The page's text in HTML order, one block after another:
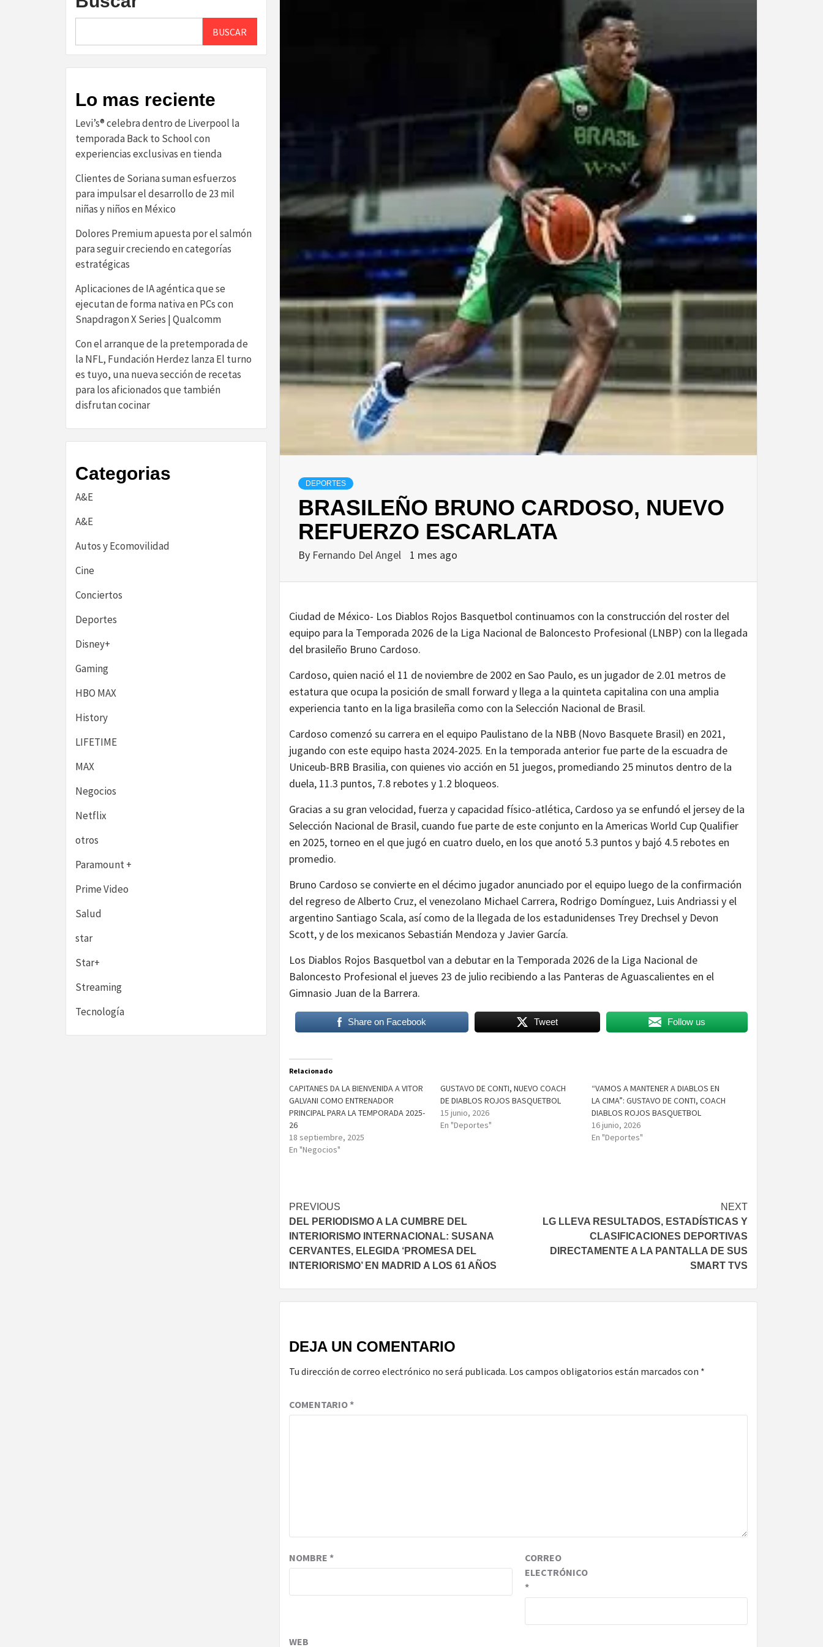
DEPORTES
BRASILEÑO BRUNO CARDOSO, NUEVO
REFUERZO ESCARLATA
By Fernando Del Angel 1 mes ago
Ciudad de México- Los Diablos Rojos Basquetbol continuamos con la construcción del roster del
equipo para la Temporada 2026 de la Liga Nacional de Baloncesto Profesional (LNBP) con la llegada
del brasileño Bruno Cardoso.
Cardoso, quien nació el 11 de noviembre de 2002 en Sao Paulo, es un jugador de 2.01 metros de
estatura que ocupa la posición de small forward y llega a la quinteta capitalina con una amplia
experiencia tanto en la liga brasileña como con la Selección Nacional de Brasil.
Cardoso comenzó su carrera en el equipo Paulistano de la NBB (Novo Basquete Brasil) en 2021,
jugando con este equipo hasta 2024-2025. En la temporada anterior fue parte de la escuadra de
Uniceub-BRB Brasilia, con quienes vio acción en 51 juegos, promediando 25 minutos dentro de la
duela, 11.3 puntos, 7.8 rebotes y 1.2 bloqueos.
Gracias a su gran velocidad, fuerza y capacidad físico-atlética, Cardoso ya se enfundó el jersey de la
Selección Nacional de Brasil, cuando fue parte de este conjunto en la Americas World Cup Qualifier
en 2025, torneo en el que jugó en cuatro duelo, en los que anotó 5.3 puntos y bajó 4.5 rebotes en
promedio.
Bruno Cardoso se convierte en el décimo jugador anunciado por el equipo luego de la confirmación
del regreso de Alberto Cruz, el venezolano Michael Carrera, Rodrigo Domínguez, Luis Andriassi y el
argentino Santiago Scala, así como de la llegada de los estadunidenses Trey Drechsel y Devon
Scott, y de los mexicanos Sebastián Mendoza y Javier García.
Los Diablos Rojos Basquetbol van a debutar en la Temporada 2026 de la Liga Nacional de
Baloncesto Profesional el jueves 23 de julio recibiendo a las Panteras de Aguascalientes en el
Gimnasio Juan de la Barrera.
Share on Facebook Tweet Follow us
Relacionado
CAPITANES DA LA BIENVENIDA A VITOR
GALVANI COMO ENTRENADOR
PRINCIPAL PARA LA TEMPORADA 2025-
26
18 septiembre, 2025
En "Negocios"
GUSTAVO DE CONTI, NUEVO COACH
DE DIABLOS ROJOS BASQUETBOL
15 junio, 2026
En "Deportes"
“VAMOS A MANTENER A DIABLOS EN
LA CIMA”: GUSTAVO DE CONTI, COACH
DIABLOS ROJOS BASQUETBOL
16 junio, 2026
En "Deportes"
Post
navigation
PREVIOUS
DEL PERIODISMO A LA CUMBRE DEL
INTERIORISMO INTERNACIONAL: SUSANA
CERVANTES, ELEGIDA ‘PROMESA DEL
INTERIORISMO’ EN MADRID A LOS 61 AÑOS
NEXT
LG LLEVA RESULTADOS, ESTADÍSTICAS Y
CLASIFICACIONES DEPORTIVAS
DIRECTAMENTE A LA PANTALLA DE SUS
SMART TVS
DEJA UN COMENTARIO
Tu dirección de correo electrónico no será publicada. Los campos obligatorios están marcados con *
COMENTARIO*
NOMBRE *
CORREO
ELECTRÓNICO
*
WEB
BUSCAR
Lo mas reciente
Levi’s® celebra dentro de Liverpool la
temporada Back to School con
experiencias exclusivas en tienda
Clientes de Soriana suman esfuerzos
para impulsar el desarrollo de 23 mil
niñas y niños en México
Dolores Premium apuesta por el salmón
para seguir creciendo en categorías
estratégicas
Aplicaciones de IA agéntica que se
ejecutan de forma nativa en PCs con
Snapdragon X Series | Qualcomm
Con el arranque de la pretemporada de
la NFL, Fundación Herdez lanza El turno
es tuyo, una nueva sección de recetas
para los aficionados que también
disfrutan cocinar
Categorias
A&E
A&E
Autos y Ecomovilidad
Cine
Conciertos
Deportes
Disney+
Gaming
HBO MAX
History
LIFETIME
MAX
Negocios
Netflix
otros
Paramount +
Prime Video
Salud
star
Star+
Streaming
Tecnología